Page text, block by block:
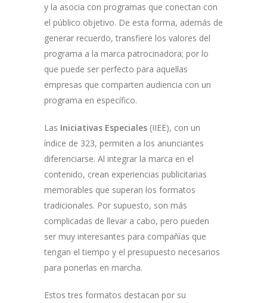
y la asocia con programas que conectan con
el público objetivo. De esta forma, además de
generar recuerdo, transfiere los valores del
programa a la marca patrocinadora; por lo
que puede ser perfecto para aquellas
empresas que comparten audiencia con un
programa en específico.
Las Iniciativas Especiales (IIEE), con un
índice de 323, permiten a los anunciantes
diferenciarse. Al integrar la marca en el
contenido, crean experiencias publicitarias
memorables que superan los formatos
tradicionales. Por supuesto, son más
complicadas de llevar a cabo, pero pueden
ser muy interesantes para compañías que
tengan el tiempo y el presupuesto necesarios
para ponerlas en marcha.
Estos tres formatos destacan por su